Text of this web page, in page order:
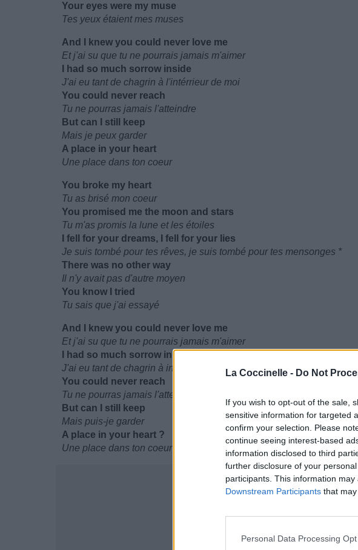
La Coccinelle - Do Not
If you wish to opt-out of the sale,
sensitive information for targeted
confirm your selection. Please
continue seeing interest-based
information disclosed to third
further disclosure of your
participants. This information
Downstream Participants that
Personal Data Processing
Your eyes were my muse
Tes yeux étaient mes muses
And I knew you could never love me
Et j'ai su que tu ne pourrais jamais m'aimer
I had so much sorrow inside
J'ai eu tant de chagrin à l'intérrieur de moi
You could never reach
Tu ne pourras jamais l'atteindre
But can I still keep
Mais je peux garder
A place in your heart
Une place dans ton coeur
You broke my heart
Tu as brisé mon coeur
You promised me the moon and stars
Tu m'as promis la lune et les étoiles
I fell for your dreams, I fell for your lies
Je suis tombé pour tes rêves, je suis tombé pour tes mensonges *
There was no other way
Il n'y avait pas d'autre moyen
You know I tried
Tu sais que j'ai essayé
And I knew you could never love me
Et j'ai su que tu ne pourrais jamais m'aimer
I had so much sorrow inside
J'ai eu tant de chagrin à intérieur de moi
You could never reach
Tu ne pourras jamais l'atteindre
But can I still keep
Mais puis-je garder
A place in your heart ?
Une place dans ton coeur ?